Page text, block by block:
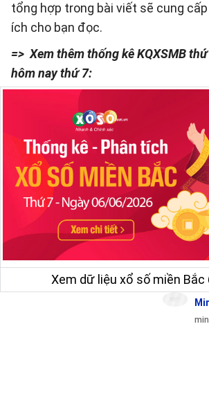
tổng hợp trong bài viết sẽ cung
ích cho bạn đọc.
=> Xem thêm thống kê KQXSMB thứ
hôm nay thứ 7:
Xem dữ liệu xổ số miền